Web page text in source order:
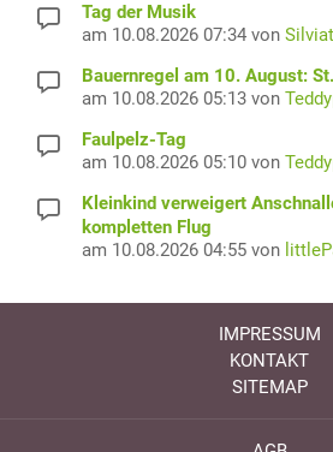
Tag der Musik
am 10.08.2026 07:34 von
Bauernregel am 10. August:
am 10.08.2026 05:13 von
Faulpelz-Tag
am 10.08.2026 05:10 von
Kleinkind verweigert
kompletten Flug
am 10.08.2026 04:55 von
IMPRESSUM
KONTAKT
SITEMAP